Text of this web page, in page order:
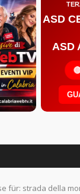
ASD
ASD
für: strada della